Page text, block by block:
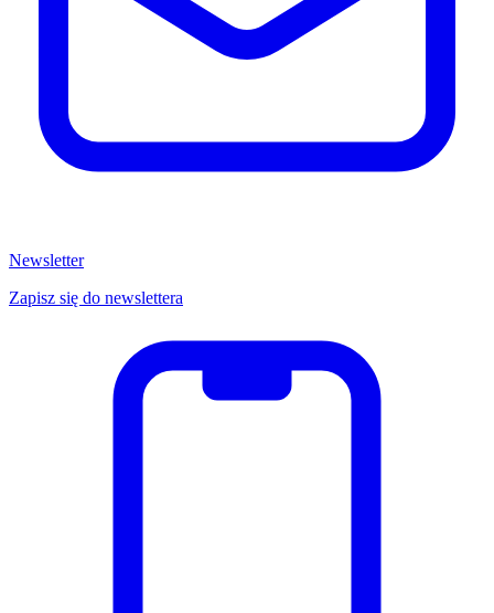
Newsletter
Zapisz się do newslettera